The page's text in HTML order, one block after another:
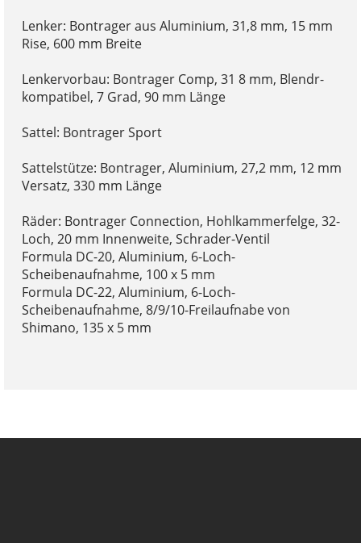
Lenker: Bontrager aus Aluminium, 31,8 mm, 15 mm
Rise, 600 mm Breite
Lenkervorbau: Bontrager Comp, 31 8 mm, Blendr-
kompatibel, 7 Grad, 90 mm Länge
Sattel: Bontrager Sport
Sattelstütze: Bontrager, Aluminium, 27,2 mm, 12 mm
Versatz, 330 mm Länge
Räder: Bontrager Connection, Hohlkammerfelge, 32-
Loch, 20 mm Innenweite, Schrader-Ventil
Formula DC-20, Aluminium, 6-Loch-
Scheibenaufnahme, 100 x 5 mm
Formula DC-22, Aluminium, 6-Loch-
Scheibenaufnahme, 8/9/10-Freilaufnabe von
Shimano, 135 x 5 mm